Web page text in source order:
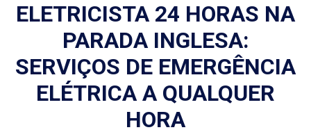
ELETRICISTA 24 HORAS NA
PARADA INGLESA:
SERVIÇOS DE EMERGÊNCIA
ELÉTRICA A QUALQUER
HORA